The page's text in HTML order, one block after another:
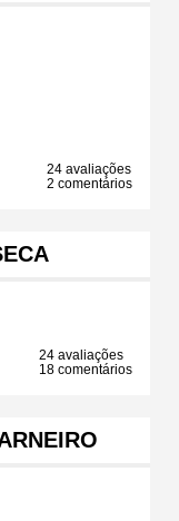
24 avaliações
2 comentários
24 avaliações
18 comentários